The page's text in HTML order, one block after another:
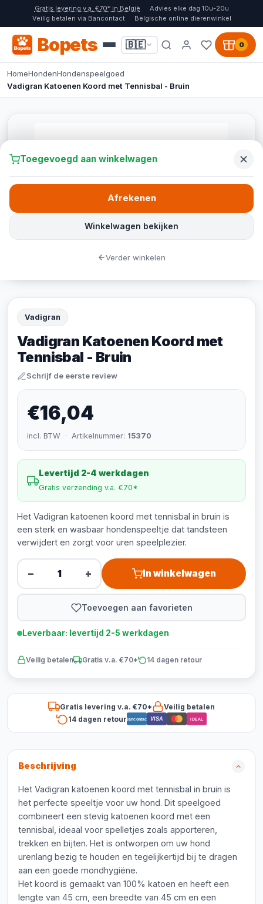
Gratis levering v.a. €70* in België
Advies elke dag 10u-20u
Veilig betalen via Bancontact
Belgische online dierenwinkel
Bopets 🇧🇪 0
HomeHondenHondenspeelgoed
Vadigran Katoenen Koord met Tennisbal - Bruin
Vadigran
Vadigran Katoenen Koord met
Tennisbal - Bruin
Schrijf de eerste review
€16,04
incl. BTW · Artikelnummer: 15370
Levertijd 2-4 werkdagen
Gratis verzending v.a. €70*
Het Vadigran katoenen koord met tennisbal in bruin is
een sterk en wasbaar hondenspeeltje dat tandsteen
verwijdert en zorgt voor uren speelplezier.
− + In winkelwagen
Toevoegen aan favorieten
Leverbaar: levertijd 2-5 werkdagen
Veilig betalen Gratis v.a. €70* 14 dagen retour
Gratis levering v.a. €70*
Veilig betalen
14 dagen retourBancontact VISA iDEAL
Beschrijving
Het Vadigran katoenen koord met tennisbal in bruin is
het perfecte speeltje voor uw hond. Dit speelgoed
combineert een stevig katoenen koord met een
tennisbal, ideaal voor spelletjes zoals apporteren,
trekken en bijten. Het is ontworpen om uw hond
urenlang bezig te houden en tegelijkertijd bij te dragen
aan een goede mondhygiëne.
Het koord is gemaakt van 100% katoen en heeft een
lengte van 45 cm, een breedte van 45 cm en een
Toegevoegd aan winkelwagen
Winkelwagen bekijken
Afrekenen
Verder winkelen